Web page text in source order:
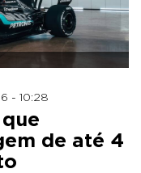
- 10:28
de até 4